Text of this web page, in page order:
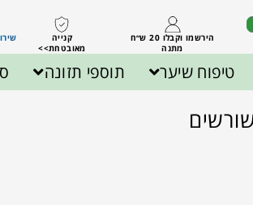
הירשמו וקבלו 20 ש״ח
מתנה
קנייה
מאובטחת>>
שירות
טיפוח שיער תוספי תזונה